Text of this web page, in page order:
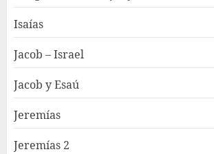
Isaías
Jacob – Israel
Jacob y Esaú
Jeremías
Jeremías 2